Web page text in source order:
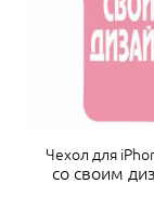
Чехол для
со своим